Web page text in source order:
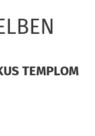
TEMPLOM